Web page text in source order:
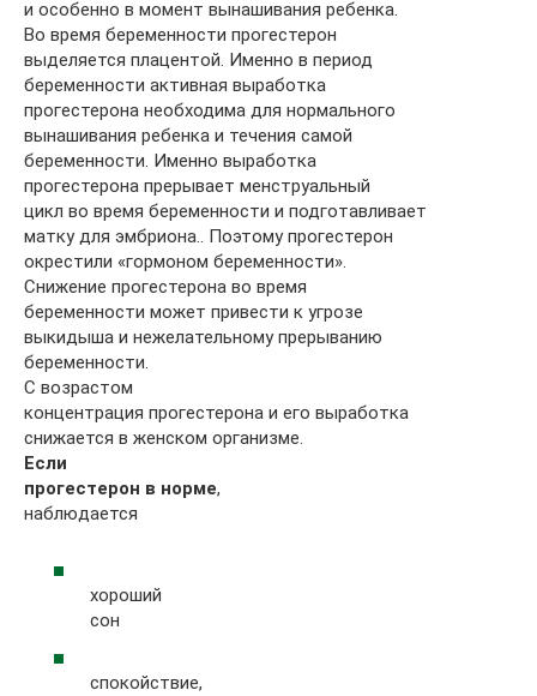
и особенно в момент вынашивания ребенка.
Во время беременности прогестерон
выделяется плацентой. Именно в период
беременности активная выработка
прогестерона необходима для нормального
вынашивания ребенка и течения самой
беременности. Именно выработка
прогестерона прерывает менструальный
цикл во время беременности и подготавливает
матку для эмбриона.. Поэтому прогестерон
окрестили «гормоном беременности».
Снижение прогестерона во время
беременности может привести к угрозе
выкидыша и нежелательному прерыванию
беременности.
С возрастом
концентрация прогестерона и его выработка
снижается в женском организме.
Если
прогестерон в норме,
наблюдается
хороший
сон
спокойствие,